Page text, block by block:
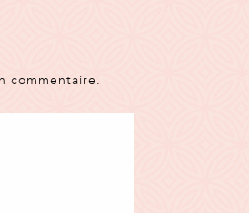
commentaire.